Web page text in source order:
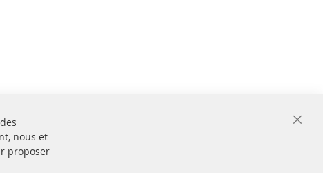
Close
nous et
proposer